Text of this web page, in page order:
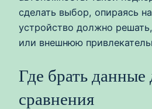
сделать выбор, опираясь
устройство должно
или внешнюю
Где брать данные
сравнения